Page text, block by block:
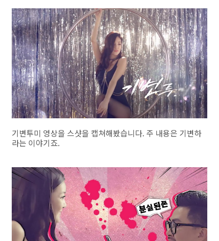
기변투미 영상을 스샷을 캡쳐해봤습니다. 주 내용은 기변하
라는 이야기죠.